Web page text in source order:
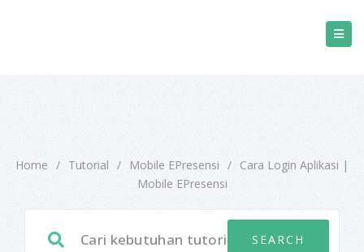
Home / Tutorial / Mobile EPresensi / Cara Login Aplikasi |
Mobile EPresensi